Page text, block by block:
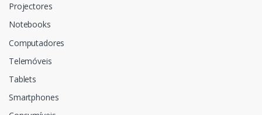
Projectores
Notebooks
Computadores
Telemóveis
Tablets
Smartphones